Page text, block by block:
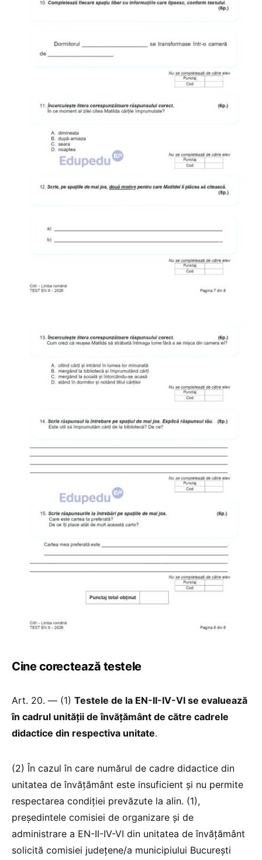
Cine corectează testele
Art. 20. — (1) Testele de la EN-II-IV-VI se evaluează
în cadrul unității de învățământ de către cadrele
didactice din respectiva unitate.
(2) În cazul în care numărul de cadre didactice din
unitatea de învățământ este insuficient și nu permite
respectarea condiției prevăzute la alin. (1),
președintele comisiei de organizare și de
administrare a EN-II-IV-VI din unitatea de învățământ
solicită comisiei județene/a municipiului București